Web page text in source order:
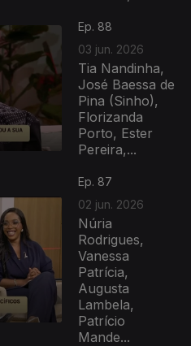
Ep. 88
03 jun. 2026
Tia Nandinha,
José Baessa de
Pina (Sinho),
Florizanda
Porto, Ester
Pereira,...
Ep. 87
02 jun. 2026
Núria
Rodrigues,
Vanessa
Patrícia,
Augusta
Lambela,
Patrício
Mande...